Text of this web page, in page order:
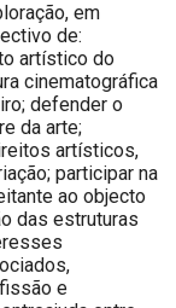
em
de:
artístico do
cinematográfica
defender o
da arte;
artísticos,
participar na
ao objecto
das estruturas
e